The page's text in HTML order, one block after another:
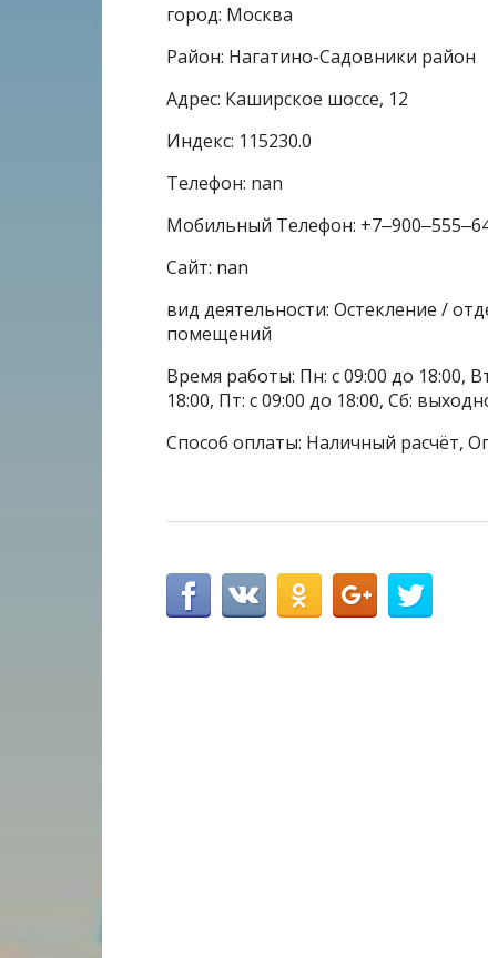
город: Москва
Район: Нагатино-Садовники район
Адрес: Каширское шоссе, 12
Индекс: 115230.0
Телефон: nan
Мобильный Телефон:
Сайт: nan
вид деятельности: Остекление /
помещений
Время работы: Пн: с 09:00 до 18:00,
18:00, Пт: с 09:00 до 18:00, Сб:
Способ оплаты: Наличный расчёт,